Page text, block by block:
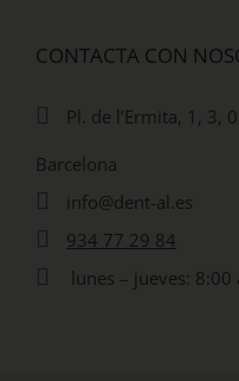
CONTACTA CON
Pl. de l’Ermita, 1, 3,
Barcelona
info@dent-al.es
934 77 29 84
lunes – jueves: